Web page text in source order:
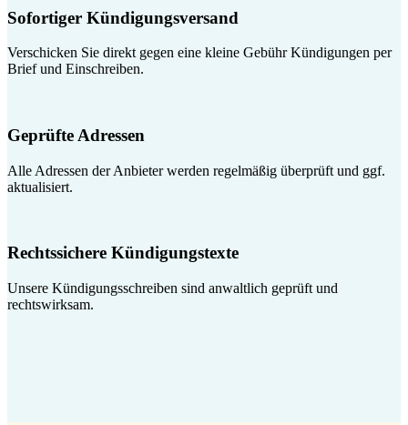
Sofortiger Kündigungsversand
Verschicken Sie direkt gegen eine kleine Gebühr Kündigungen per
Brief und Einschreiben.
Geprüfte Adressen
Alle Adressen der Anbieter werden regelmäßig überprüft und ggf.
aktualisiert.
Rechtssichere Kündigungstexte
Unsere Kündigungsschreiben sind anwaltlich geprüft und
rechtswirksam.